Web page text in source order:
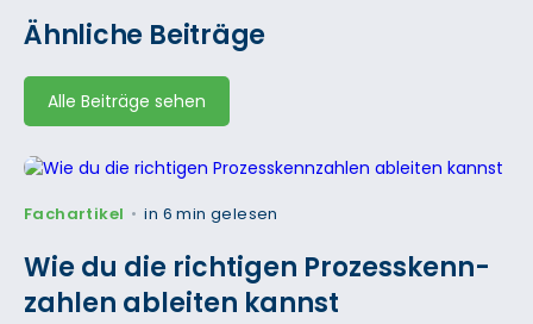
Ähnliche Beiträge
Alle Beiträge sehen
Fachartikel •in 6 min gelesen
Wie du die richtigen Prozess­kenn­
zahlen ableiten kannst